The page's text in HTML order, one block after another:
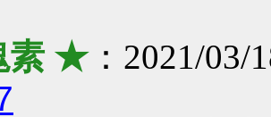
素 ★：2021/03/